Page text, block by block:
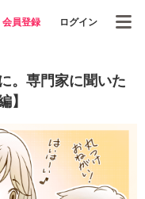
会員登録 ログイン
。専門家に聞いた
】